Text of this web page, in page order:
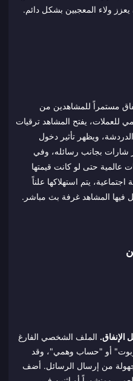
ولاء المعجبين بشكل دائم.
مستمراً للمشاهدين من
للعملات، يفتح المشاهد ترقيات
ويظهر تأثير دخول
بجانب رسائله، وفي
عالمية حتى لو كانت قيمتها
يتم استهلاكها علناً
فيها المشاهد غرفة بث مباشر.
الملف الشخصي الفارغ
أو "حساب وهمي"، وقد
من إرسال الرسائل. أضف